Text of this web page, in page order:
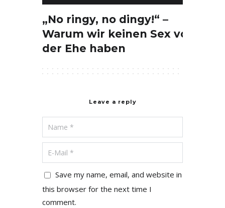
„No ringy, no dingy!“ –
Warum wir keinen Sex vor
der Ehe haben
Leave a reply
Save my name, email, and website in
this browser for the next time I
comment.